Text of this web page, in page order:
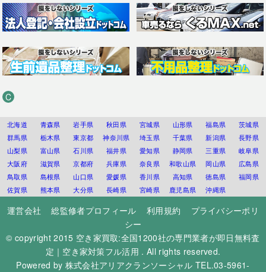
C
北海道 青森県 岩手県 秋田県 宮城県 山形県 福島県
茨城県
群馬県
栃木県 東京都 神奈川県 埼玉県 千葉県 新潟県
長野県
山梨県
富山県 石川県 福井県 愛知県 静岡県 三重県
岐阜県
大阪府
滋賀県 京都府 兵庫県 奈良県 和歌山県 岡山県
広島県
鳥取県
島根県 山口県 愛媛県 香川県 高知県 徳島県
福岡県
佐賀県
熊本県 大分県 長崎県 宮崎県 鹿児島県 沖縄県
運営会社 総監修者プロフィール 利用規約
プライバシーポリ
シー
© copyright 2015 空き家買取:全国1200社の専門業者が即日無料査
定｜空き家対策フル活用 . All rights reserved.
Powered by 株式会社アリアクランソーシャル TEL.03-5961-